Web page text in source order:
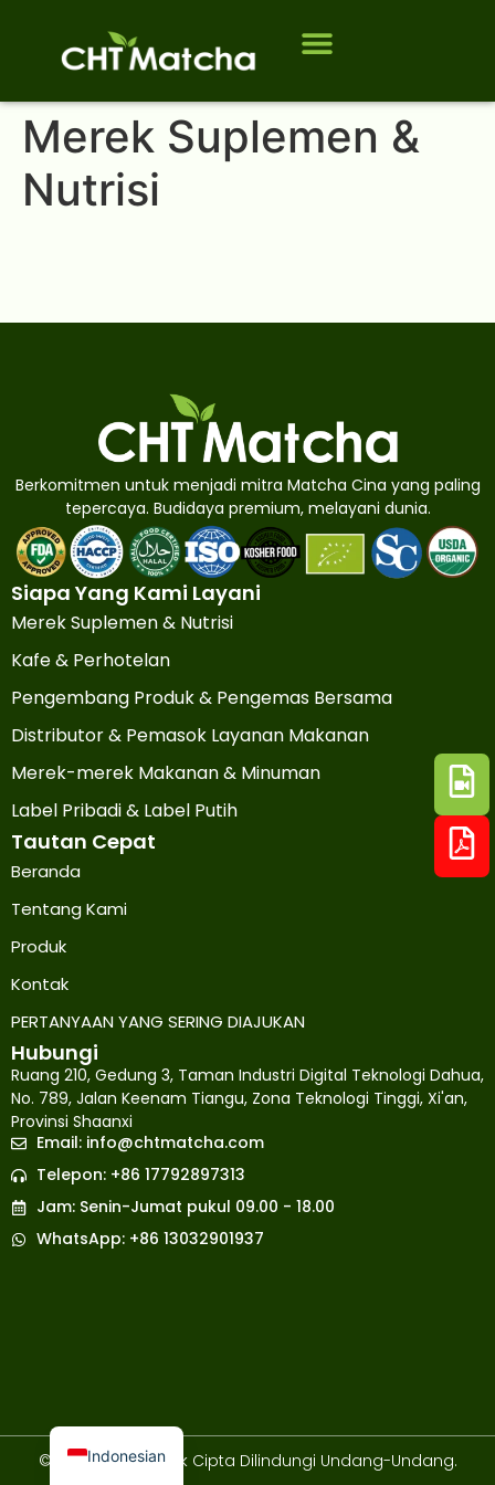
Merek Suplemen &
Nutrisi
Berkomitmen untuk menjadi mitra Matcha Cina yang paling
tepercaya. Budidaya premium, melayani dunia.
Siapa Yang Kami Layani
Merek Suplemen & Nutrisi
Kafe & Perhotelan
Pengembang Produk & Pengemas Bersama
Distributor & Pemasok Layanan Makanan
Merek-merek Makanan & Minuman
Label Pribadi & Label Putih
Tautan Cepat
Beranda
Tentang Kami
Produk
Kontak
PERTANYAAN YANG SERING DIAJUKAN
Hubungi
Ruang 210, Gedung 3, Taman Industri Digital Teknologi Dahua,
No. 789, Jalan Keenam Tiangu, Zona Teknologi Tinggi, Xi'an,
Provinsi Shaanxi
Email: info@chtmatcha.com
Telepon: +86 17792897313
Jam: Senin-Jumat pukul 09.00 - 18.00
WhatsApp: +86 13032901937
© 2026 Semua Hak Cipta Dilindungi Undang-Undang.
Indonesian
Russian
French
Japanese